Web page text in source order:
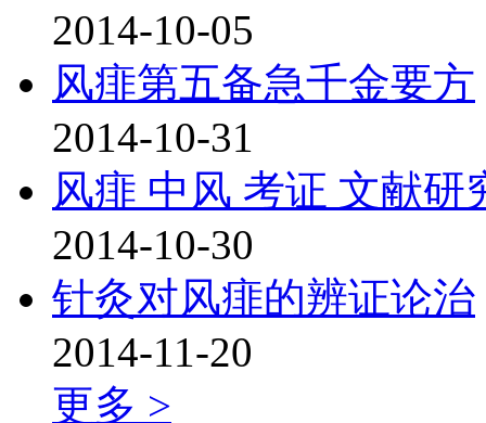
2014-10-05
风痱第五备急千金要方
2014-10-31
风痱 中风 考证 文献研
2014-10-30
针灸对风痱的辨证论治
2014-11-20
更多 >